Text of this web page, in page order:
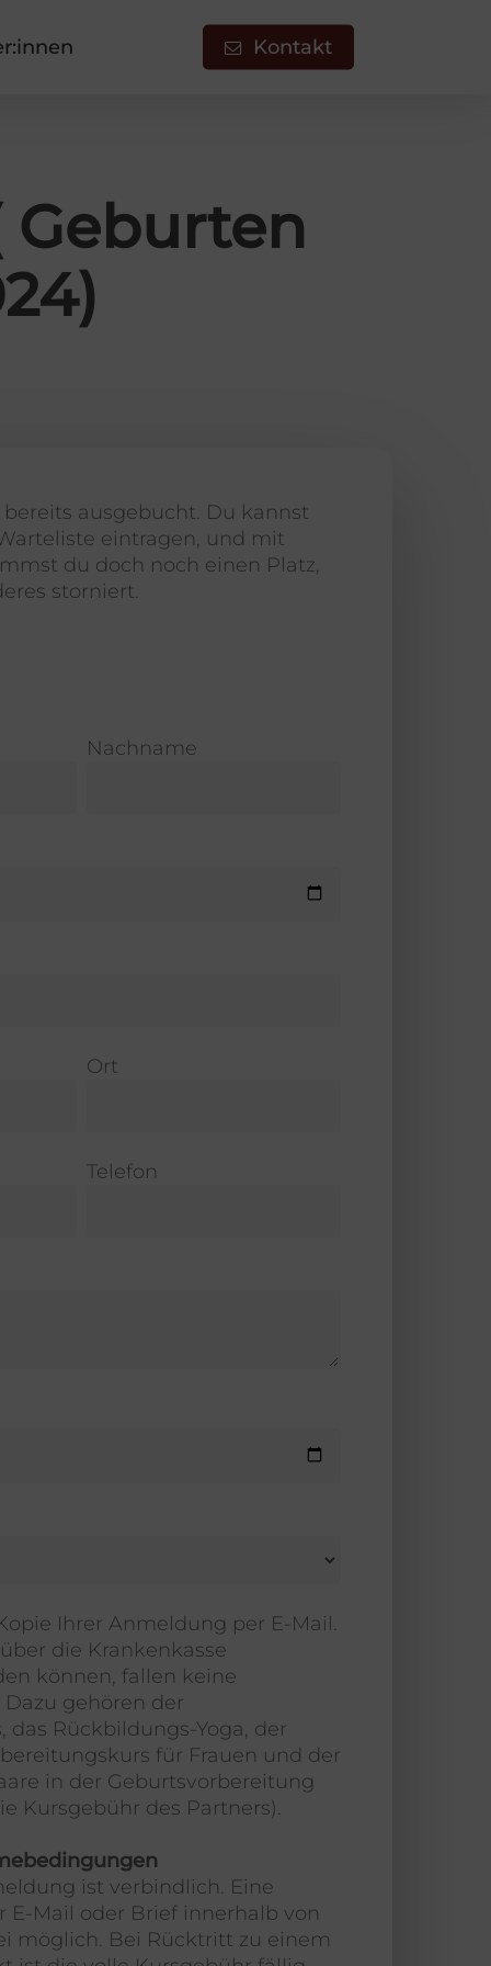
Kontakt
Geburten
ausgebucht. Du kannst
eintragen, und mit
du doch noch einen Platz,
storniert.
Nachname
Ort
Telefon
Ihrer Anmeldung per E-Mail.
die Krankenkasse
können, fallen keine
gehören der
das Rückbildungs-Yoga, der
für Frauen und der
in der Geburtsvorbereitung
Kursgebühr des Partners).
ist verbindlich. Eine
E-Mail oder Brief innerhalb von
möglich. Bei Rücktritt zu einem